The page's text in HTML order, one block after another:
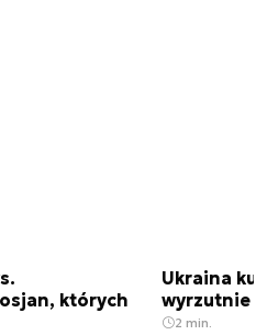
których
Ukraina
wyrzutnie
2 min.